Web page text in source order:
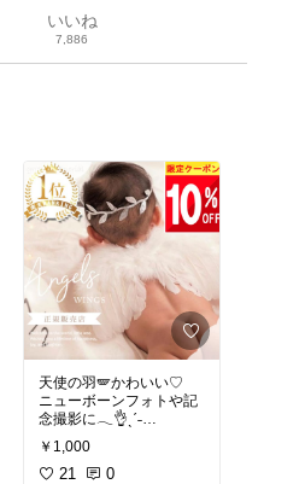
いいね
7,886
天使の羽🪽かわいい♡
ニューボーンフォトや記
念撮影に𓂃👌ˎˊ˗
#ニューボーンフォト
￥1,000
21 0